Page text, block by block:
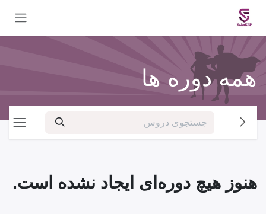
Skip to Content
همه دوره ها
هنوز هیچ دوره‌ای ایجاد نشده است.